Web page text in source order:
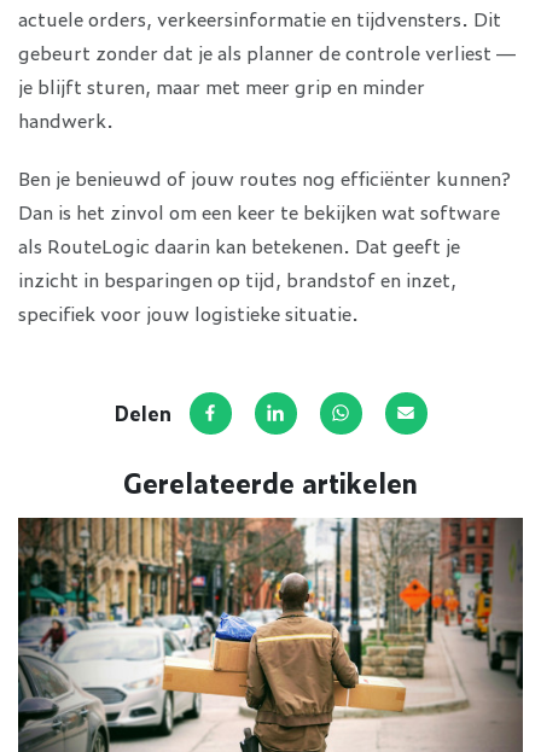
actuele orders, verkeersinformatie en tijdvensters. Dit
gebeurt zonder dat je als planner de controle verliest —
je blijft sturen, maar met meer grip en minder
handwerk.
Ben je benieuwd of jouw routes nog efficiënter kunnen?
Dan is het zinvol om een keer te bekijken wat software
als RouteLogic daarin kan betekenen. Dat geeft je
inzicht in besparingen op tijd, brandstof en inzet,
specifiek voor jouw logistieke situatie.
Delen Deel op Facebook
Deel via LinkedIn
Deel via WhatsApp
Deel via E-mail
Gerelateerde artikelen